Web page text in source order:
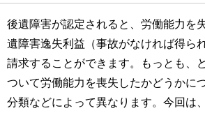
後遺障害が認定されると、労働能力を
遺障害逸失利益（事故がなければ得ら
請求することができます。もっとも、
ついて労働能力を喪失したかどうかに
分類などによって異なります。今回は